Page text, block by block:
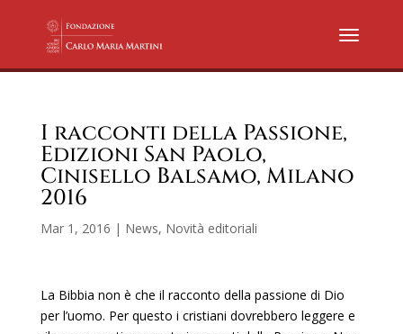
I racconti della Passione,
Edizioni San Paolo,
Cinisello Balsamo, Milano
2016
Mar 1, 2016 | News, Novità editoriali
La Bibbia non è che il racconto della passione di Dio
per l’uomo. Per questo i cristiani dovrebbero leggere e